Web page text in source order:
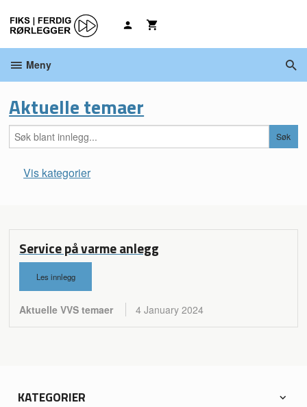
innholdet
Meny
Aktuelle temaer
Vis kategorier
Aktuelle VVS temaer
Service på varme anlegg
Les innlegg
Aktuelle VVS temaer 4 January 2024
KATEGORIER